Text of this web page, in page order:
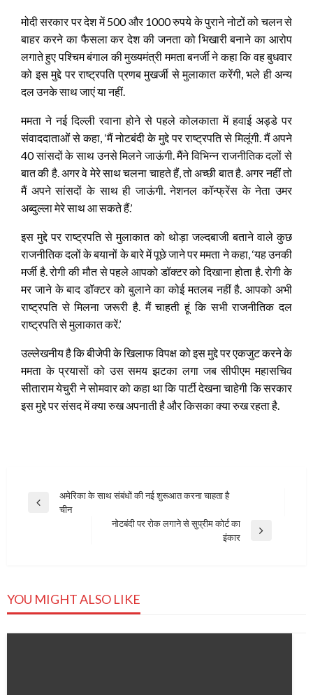
मोदी सरकार पर देश में 500 और 1000 रुपये के पुराने नोटों को चलन से
बाहर करने का फैसला कर देश की जनता को भिखारी बनाने का आरोप
लगाते हुए पश्चिम बंगाल की मुख्यमंत्री ममता बनर्जी ने कहा कि वह बुधवार
को इस मुद्दे पर राष्ट्रपति प्रणब मुखर्जी से मुलाकात करेंगी, भले ही अन्य
दल उनके साथ जाएं या नहीं.
ममता ने नई दिल्ली रवाना होने से पहले कोलकाता में हवाई अड्डे पर
संवाददाताओं से कहा, ‘मैं नोटबंदी के मुद्दे पर राष्ट्रपति से मिलूंगी. मैं अपने
40 सांसदों के साथ उनसे मिलने जाऊंगी. मैंने विभिन्न राजनीतिक दलों से
बात की है. अगर वे मेरे साथ चलना चाहते हैं, तो अच्छी बात है. अगर नहीं तो
मैं अपने सांसदों के साथ ही जाऊंगी. नेशनल कॉन्फ्रेंस के नेता उमर
अब्दुल्ला मेरे साथ आ सकते हैं.’
इस मुद्दे पर राष्ट्रपति से मुलाकात को थोड़ा जल्दबाजी बताने वाले कुछ
राजनीतिक दलों के बयानों के बारे में पूछे जाने पर ममता ने कहा, ‘यह उनकी
मर्जी है. रोगी की मौत से पहले आपको डॉक्टर को दिखाना होता है. रोगी के
मर जाने के बाद डॉक्टर को बुलाने का कोई मतलब नहीं है. आपको अभी
राष्ट्रपति से मिलना जरूरी है. मैं चाहती हूं कि सभी राजनीतिक दल
राष्ट्रपति से मुलाकात करें.’
उल्लेखनीय है कि बीजेपी के खिलाफ विपक्ष को इस मुद्दे पर एकजुट करने के
ममता के प्रयासों को उस समय झटका लगा जब सीपीएम महासचिव
सीताराम येचुरी ने सोमवार को कहा था कि पार्टी देखना चाहेगी कि सरकार
इस मुद्दे पर संसद में क्या रुख अपनाती है और किसका क्या रुख रहता है.
Post
navigation
Previous
अमेरिका के साथ संबंधों की नई शुरूआत करना चाहता है
चीन
नोटबंदी पर रोक लगाने से सुप्रीम कोर्ट का
इंकार
YOU MIGHT ALSO LIKE